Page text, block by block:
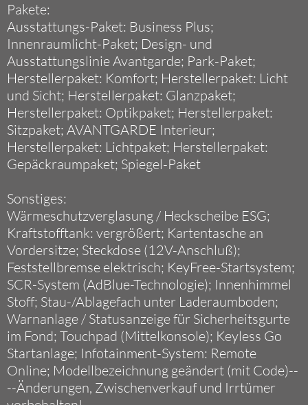
Pakete:
Ausstattungs-Paket: Business Plus;
Innenraumlicht-Paket; Design- und
Ausstattungslinie Avantgarde; Park-Paket;
Herstellerpaket: Komfort; Herstellerpaket: Licht
und Sicht; Herstellerpaket: Glanzpaket;
Herstellerpaket: Optikpaket; Herstellerpaket:
Sitzpaket; AVANTGARDE Interieur;
Herstellerpaket: Lichtpaket; Herstellerpaket:
Gepäckraumpaket; Spiegel-Paket
Sonstiges:
Wärmeschutzverglasung / Heckscheibe ESG;
Kraftstofftank: vergrößert; Kartentasche an
Vordersitze; Steckdose (12V-Anschluß);
Feststellbremse elektrisch; KeyFree-Startsystem;
SCR-System (AdBlue-Technologie); Innenhimmel
Stoff; Stau-/Ablagefach unter Laderaumboden;
Warnanlage / Statusanzeige für Sicherheitsgurte
im Fond; Touchpad (Mittelkonsole); Keyless Go
Startanlage; Infotainment-System: Remote
Online; Modellbezeichnung geändert (mit Code)--
--Änderungen, Zwischenverkauf und Irrtümer